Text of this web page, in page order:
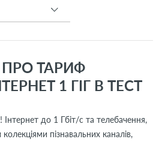
ТАРИФ
1 ГІГ В ТЕСТ
Інтернет до 1 Гбіт/с та телебачення,
пізнавальних каналів,